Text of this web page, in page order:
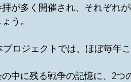
が多く開催され、それぞれ
う。
プロジェクトでは、ほぼ毎年
の中に残る戦争の記憶に、2